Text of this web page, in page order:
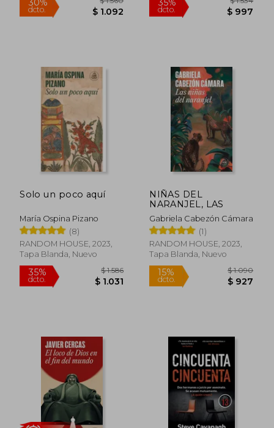
30%
dcto.
35%
dcto.
30%
dcto.
35%
dcto.
Solo un poco aquí
María Ospina Pizano
(8)
RANDOM HOUSE, 2023,
Tapa Blanda, Nuevo
NIÑAS DEL
NARANJEL, LAS
Gabriela Cabezón Cámara
(1)
RANDOM HOUSE, 2023,
Tapa Blanda, Nuevo